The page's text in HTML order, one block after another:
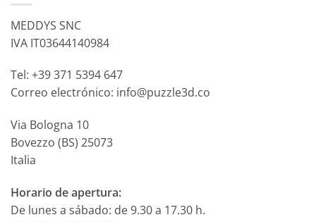
MEDDYS SNC
IVA IT03644140984
Tel: +39 371 5394 647
Correo electrónico: info@puzzle3d.co
Via Bologna 10
Bovezzo (BS) 25073
Italia
Horario de apertura:
De lunes a sábado: de 9.30 a 17.30 h.